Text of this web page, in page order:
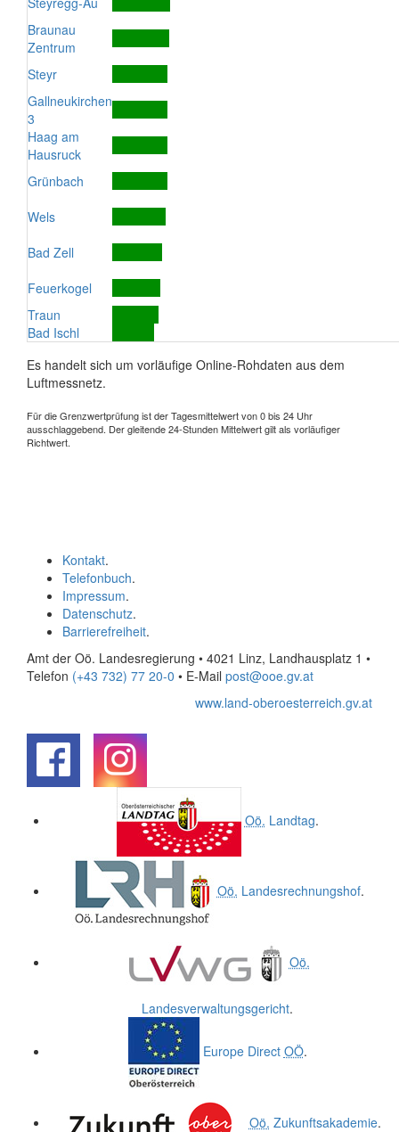
Braunau
Zentrum
Steyr
Gallneukirchen
3
Haag am
Hausruck
Grünbach
Wels
Bad Zell
Feuerkogel
Traun
Bad Ischl
Es handelt sich um vorläufige Online-Rohdaten aus dem
Luftmessnetz.
Für die Grenzwertprüfung ist der Tagesmittelwert von 0 bis 24 Uhr
ausschlaggebend. Der gleitende 24-Stunden Mittelwert gilt als vorläufiger
Richtwert.
Kontakt.
Telefonbuch.
Impressum.
Datenschutz.
Barrierefreiheit.
Amt der Oö. Landesregierung • 4021 Linz, Landhausplatz 1 •
Telefon (+43 732) 77 20-0 • E-Mail post@ooe.gv.at
www.land-oberoesterreich.gv.at
Oö. Landtag.
Oö. Landesrechnungshof.
Oö.
Landesverwaltungsgericht.
Europe Direct OÖ.
Oö. Zukunftsakademie.